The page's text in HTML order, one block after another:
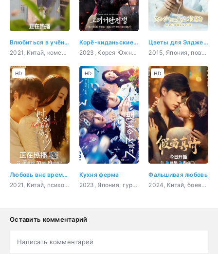
Влюбиться в учёного
2021, Китай, комедия, романтика, повседневность, молодость
Корё-киданьские войны
2023, Корея Южная, боевик, военный, история, война
Цветы для Элджернона
2015, Япония, повседневность, sci-fi, медицина
Любовь вне времени
2021, Китай, психология, романтика, молодость, мелодрама
HD
Кухня ферма
2023, Япония, гурман, драма
HD
Фальшивая любовь
2024, Китай, боевик, история, мистика, романтика
HD
Оставить комментарий
Написать комментарий